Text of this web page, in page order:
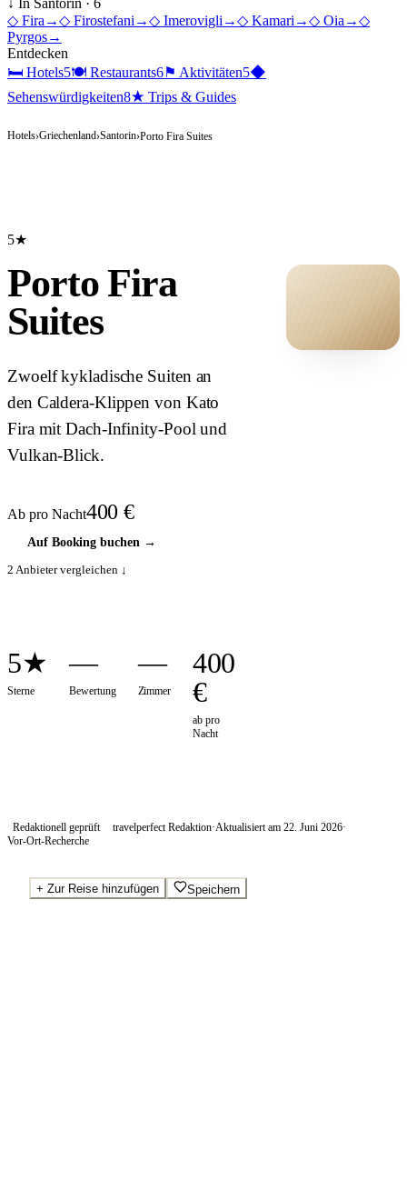
↓ In Santorin · 6
◇ Fira →◇ Firostefani →◇ Imerovigli →◇ Kamari →◇ Oia →◇
Pyrgos→
Entdecken
🛏 Hotels5🍽 Restaurants6⚑ Aktivitäten5◆
Sehenswürdigkeiten8★ Trips & Guides
Hotels›Griechenland›Santorin›Porto Fira Suites
5★
Porto Fira
Suites
Zwoelf kykladische Suiten an
den Caldera-Klippen von Kato
Fira mit Dach-Infinity-Pool und
Vulkan-Blick.
Ab pro Nacht400 €
Auf Booking buchen→
2 Anbieter vergleichen ↓
5★
Sterne
—
Bewertung
—
Zimmer
400
€
ab pro
Nacht
Redaktionell geprüft travelperfect Redaktion·Aktualisiert am 22. Juni 2026·
Vor-Ort-Recherche
+ Zur Reise hinzufügen Speichern